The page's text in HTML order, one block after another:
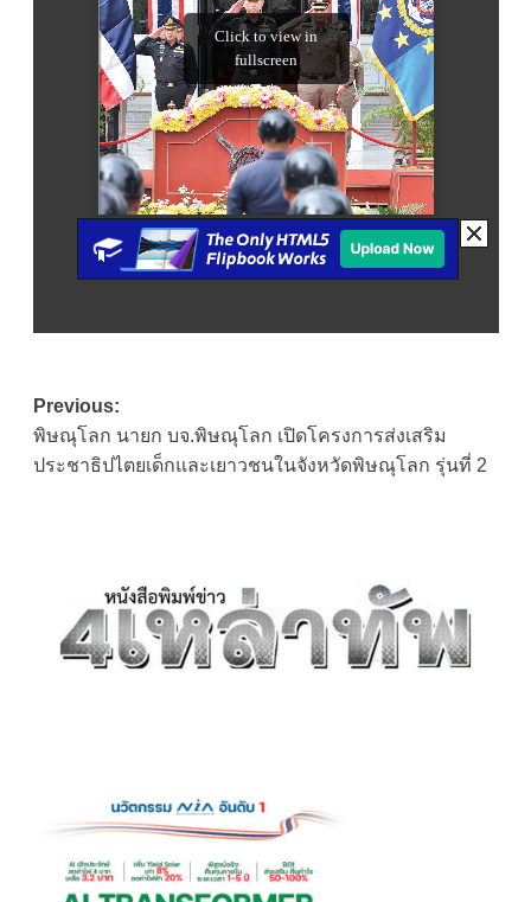
Post
navigation
Previous:
พิษณุโลก นายก บจ.พิษณุโลก เปิดโครงการส่งเสริม
ประชาธิปไตยเด็กและเยาวชนในจังหวัดพิษณุโลก รุ่นที่ 2